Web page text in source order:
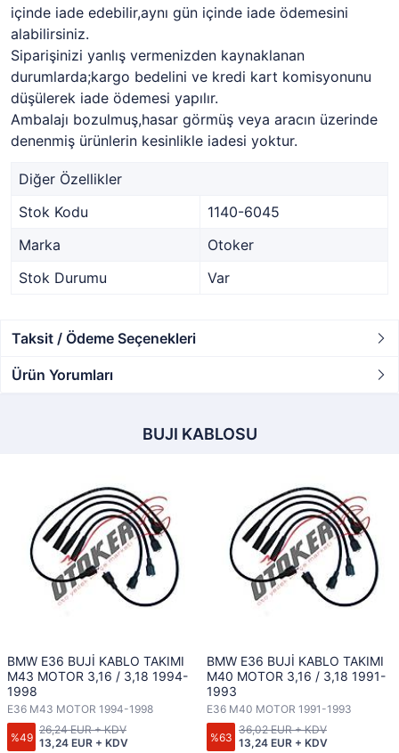
içinde iade edebilir,aynı gün içinde iade ödemesini
alabilirsiniz.
Siparişinizi yanlış vermenizden kaynaklanan
durumlarda;kargo bedelini ve kredi kart komisyonunu
düşülerek iade ödemesi yapılır.
Ambalajı bozulmuş,hasar görmüş veya aracın üzerinde
denenmiş ürünlerin kesinlikle iadesi yoktur.
Diğer Özellikler
Stok Kodu
1140-6045
Marka
Otoker
Stok Durumu
Var
Taksit / Ödeme Seçenekleri
Ürün Yorumları
BUJI KABLOSU
BMW E36 BUJİ KABLO TAKIMI
M43 MOTOR 3,16 / 3,18 1994-
1998
E36 M43 MOTOR 1994-1998
%49 13,24 EUR + KDV
26,24 EUR + KDV
BMW E36 BUJİ KABLO TAKIMI
M40 MOTOR 3,16 / 3,18 1991-
1993
E36 M40 MOTOR 1991-1993
%63 13,24 EUR + KDV
36,02 EUR + KDV